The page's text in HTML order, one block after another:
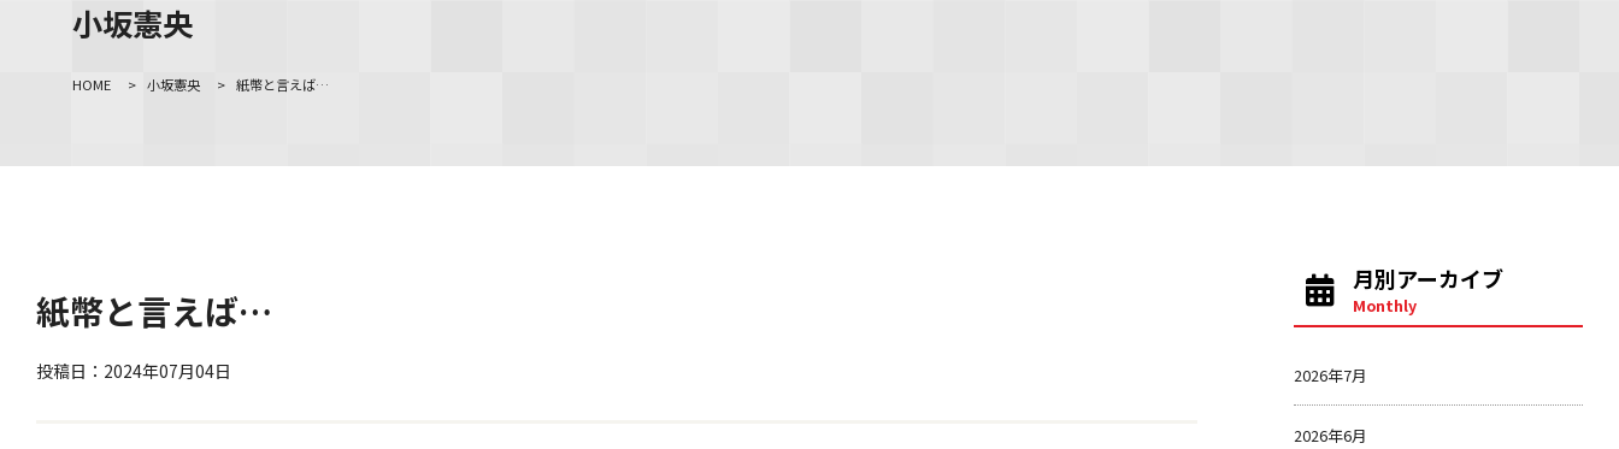
ＹＢＣオンデマンド
小坂憲央
HOME > 小坂憲央 > 紙幣と言えば…
紙幣と言えば…
投稿日：2024年07月04日
月別アーカイブ
Monthly
2026年7月
2026年6月